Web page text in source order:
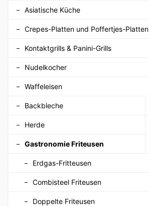
Asiatische Küche
Crepes-Platten und Poffertjes-Platten
Kontaktgrills & Panini-Grills
Nudelkocher
Waffeleisen
Backbleche
Herde
Gastronomie Friteusen
Erdgas-Fritteusen
Combisteel Friteusen
Doppelte Friteusen